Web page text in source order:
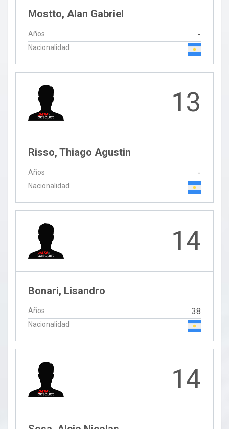
Mostto, Alan Gabriel
Años -
Nacionalidad
13
Risso, Thiago Agustin
Años -
Nacionalidad
14
Bonari, Lisandro
Años 38
Nacionalidad
14